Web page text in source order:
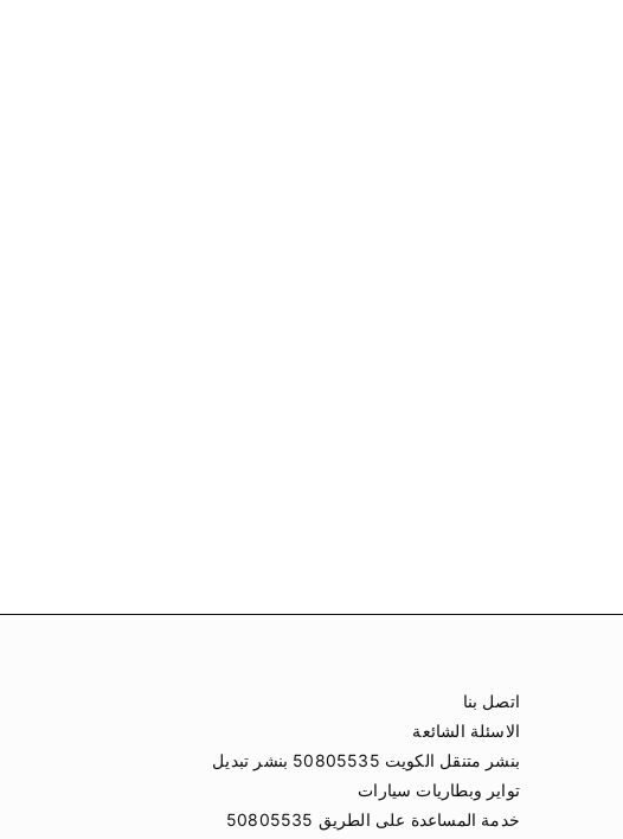
اتصل بنا
الاسئلة الشائعة
بنشر متنقل الكويت 50805535 بنشر تبديل
تواير وبطاريات سيارات
خدمة المساعدة على الطريق 50805535